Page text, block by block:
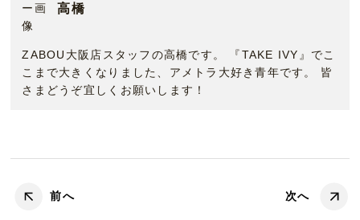
高橋
ZABOU大阪店スタッフの高橋です。 『TAKE IVY』でこ
こまで大きくなりました、アメトラ大好き青年です。 皆
さまどうぞ宜しくお願いします！
前へ 次へ